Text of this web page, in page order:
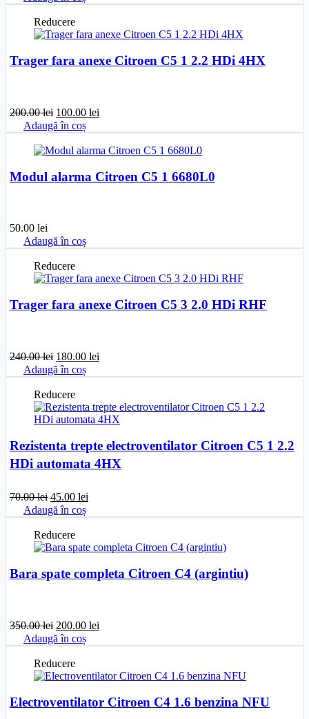
a
fost:
450.00 lei.
este:
Reducere
Trager fara anexe Citroen C5 1 2.2 HDi 4HX
200.00lei Prețul
inițial
a
fost:
100.00 lei
este:
100.00 lei.
Adaugă în coș
Modul alarma Citroen C5 1 6680L0
50.00 lei
Adaugă în coș
Reducere
Trager fara anexe Citroen C5 3 2.0 HDi RHF
240.00lei Prețul
inițial
a
fost:
240.00 lei.
180.00 lei
este:
Adaugă în coș
Reducere
Rezistenta trepte electroventilator Citroen C5 1 2.2
HDi automata 4HX
70.00lei Prețul
inițial
a
fost:
70.00 lei.
45.00 lei
este:
Adaugă în coș
Reducere
Bara spate completa Citroen C4 (argintiu)
350.00lei Prețul
inițial
a
fost:
350.00 lei.
200.00 lei
este:
Adaugă în coș
Reducere
Electroventilator Citroen C4 1.6 benzina NFU